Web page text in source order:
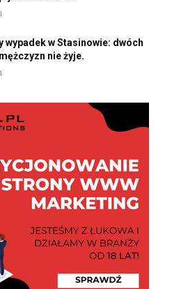
wypadek w Stasinowie: dwóch
nie żyje.